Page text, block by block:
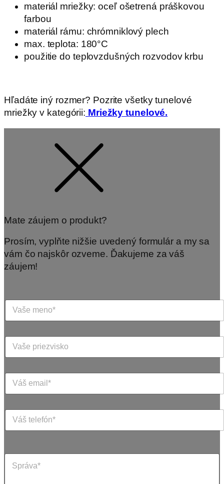
materiál mriežky: oceľ ošetrená práškovou
farbou
materiál rámu: chrómniklový plech
max. teplota: 180°C
použitie do teplovzdušných rozvodov krbu
Hľadáte iný rozmer? Pozrite všetky tunelové
mriežky v kategórii: Mriežky tunelové.
Mate záujem o produkt?
Prosím, vyplňte nižšie uvedený formulár a my sa
vám čo najskôr ozveme. Ďakujeme za váš
záujem!